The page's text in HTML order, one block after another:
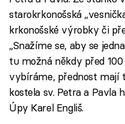
starokrkonošská
krkonošské výrobky či
„Snažíme se, aby se
tu možná někdy před
vybíráme, přednost mají
kostela sv. Petra a Pavla
Úpy Karel Engliš.